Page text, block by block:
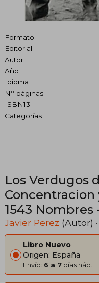
Formato
Editorial
Autor
Año
Idioma
N° páginas
ISBN13
Categorías
Los Verdugos
Concentracion
1543 Nombres
Campos
Javier Perez (Autor) ·
Libro Nuevo
Origen: España
Envío: 6 a 7 días háb.